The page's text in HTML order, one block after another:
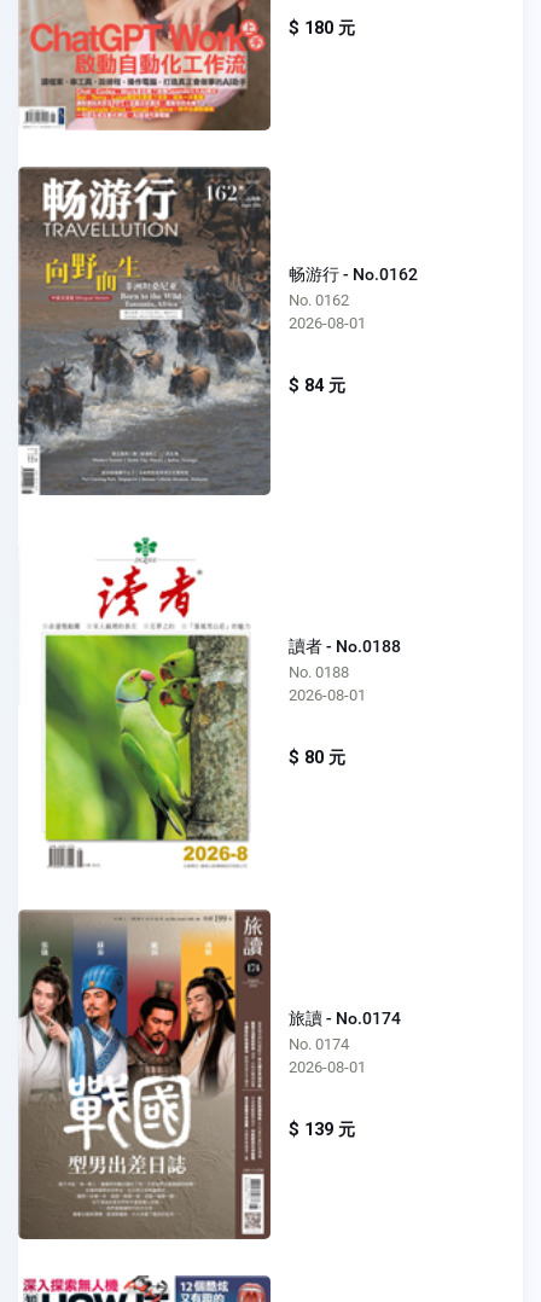
$ 180 元
畅游行 - No.0162
No. 0162
2026-08-01
$ 84 元
讀者 - No.0188
No. 0188
2026-08-01
$ 80 元
旅讀 - No.0174
No. 0174
2026-08-01
$ 139 元